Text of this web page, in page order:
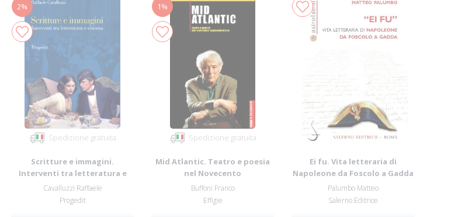
2%
Spedizione gratuita
Scritture e immagini.
Interventi tra letteratura e
cinema
Cavalluzzi Raffaele
Progedit
1%
Spedizione gratuita
Mid Atlantic. Teatro e poesia
nel Novecento
angloamericano
Buffoni Franco
Effigie
Ei fu. Vita letteraria di
Napoleone da Foscolo a Gadda
Palumbo Matteo
Salerno Editrice